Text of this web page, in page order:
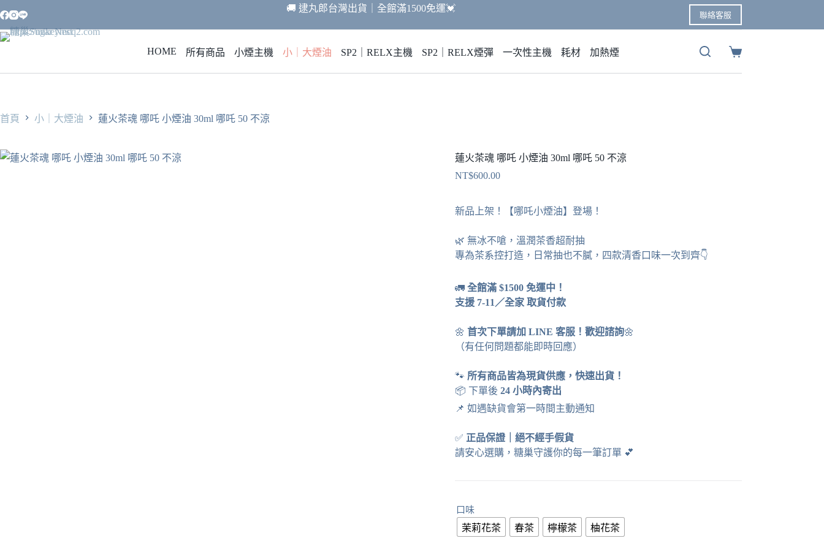
至
主
🚚 逮丸郎台灣出貨｜全館滿1500免運💓
聯絡客服
HOME 所有商品 小煙主機 小｜大煙油 SP2｜RELX主機 SP2｜RELX煙彈 一次性主機 耗材 加熱煙
購
物
首頁 小｜大煙油 蓮火茶魂 哪吒 小煙油 30ml 哪吒 50 不涼
蓮火茶魂 哪吒 小煙油 30ml 哪吒 50 不涼
NT$600.00
新品上架！【哪吒小煙油】登場！
🌿 無冰不嗆，溫潤茶香超耐抽
專為茶系控打造，日常抽也不膩，四款清香口味一次到齊👇
🚛全館滿 $1500 免運中！
支援 7-11／全家 取貨付款
🌼 首次下單請加 LINE 客服！歡迎諮詢🌼
（有任何問題都能即時回應）
🐾 所有商品皆為現貨供應，快速出貨！
📦 下單後 24 小時內寄出
📌 如遇缺貨會第一時間主動通知
✅ 正品保證｜ 絕不經手假貨
請安心選購，糖巢守護你的每一筆訂單 💕
口味
茉莉花茶 春茶 檸檬茶 柚花茶